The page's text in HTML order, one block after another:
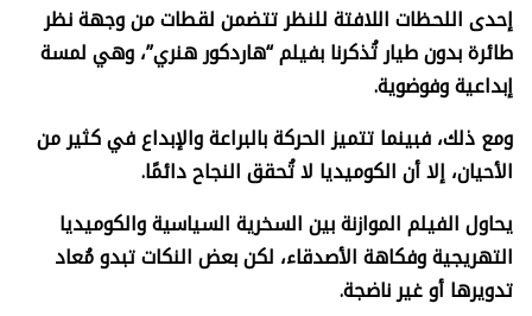
إحدى اللحظات اللافتة للنظر تتضمن لقطات من وجهة نظر
طائرة بدون طيار تُذكرنا بفيلم “هاردكور هنري”، وهي لمسة
إبداعية وفوضوية.
ومع ذلك، فبينما تتميز الحركة بالبراعة والإبداع في كثير من
الأحيان، إلا أن الكوميديا لا تُحقق النجاح دائمًا.
يحاول الفيلم الموازنة بين السخرية السياسية والكوميديا
التهريجية وفكاهة الأصدقاء، لكن بعض النكات تبدو مُعاد
تدويرها أو غير ناضجة.